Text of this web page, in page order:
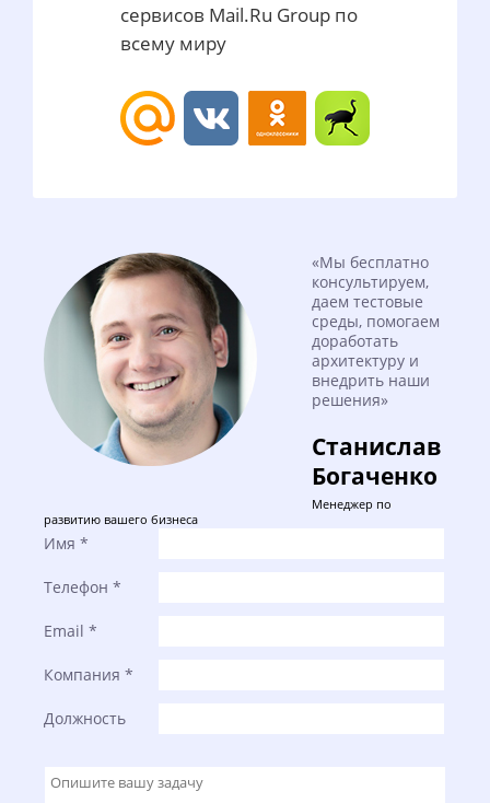
сервисов Mail.Ru Group по
всему миру
«Мы бесплатно
консультируем,
даем тестовые
среды, помогаем
доработать
архитектуру и
внедрить наши
решения»
Станислав
Богаченко
Менеджер по
развитию вашего бизнеса
Имя *
Телефон *
Email *
Компания *
Должность